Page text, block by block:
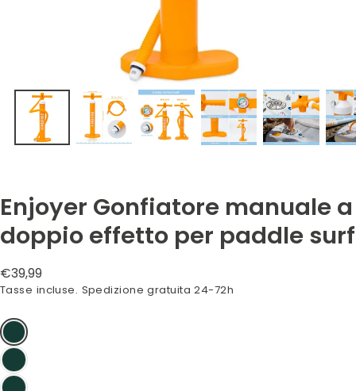
Enjoyer Gonfiatore manuale a
doppio effetto per paddle surf
Prezzo
normale
€39,99
Tasse incluse. Spedizione gratuita 24-72h